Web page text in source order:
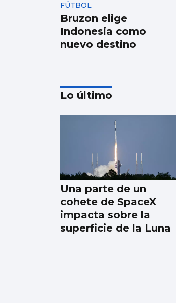
FÚTBOL
Bruzon elige
Indonesia como
nuevo destino
Sandra Martínez guía
a España a
semifinales
Lo último
Una parte de un
cohete de SpaceX
impacta sobre la
superficie de la Luna